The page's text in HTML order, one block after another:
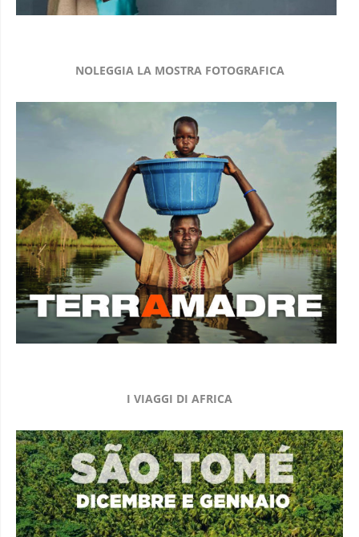
NOLEGGIA LA MOSTRA FOTOGRAFICA
I VIAGGI DI AFRICA